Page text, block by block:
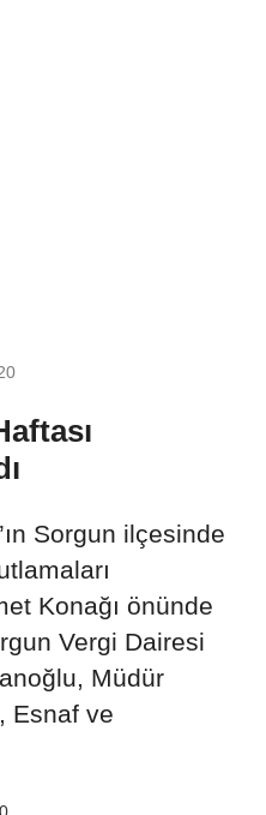
Sorgun ilçesinde
Konağı önünde
Vergi Dairesi
Müdür
Esnaf ve